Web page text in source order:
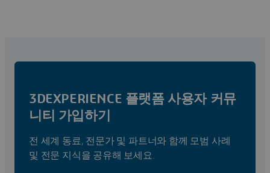
3DEXPERIENCE 플랫폼 사용자 커뮤
니티 가입하기
전 세계 동료, 전문가 및 파트너와 함께 모범 사례
및 전문 지식을 공유해 보세요.